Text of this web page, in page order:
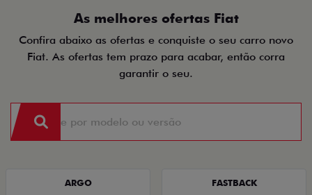
As melhores ofertas Fiat
Confira abaixo as ofertas e conquiste o seu carro novo
Fiat. As ofertas tem prazo para acabar, então corra
garantir o seu.
ARGO FASTBACK